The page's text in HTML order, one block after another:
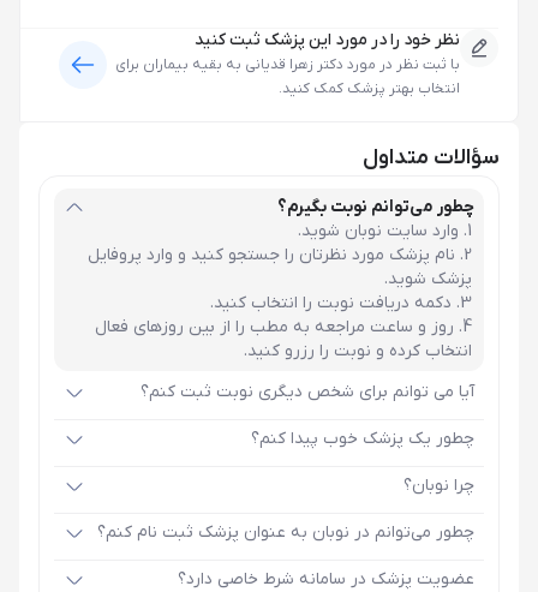
نظر خود را در مورد این پزشک ثبت کنید
با ثبت نظر در مورد دکتر زهرا قدیانی به بقیه بیماران برای
انتخاب بهتر پزشک کمک کنید.
سؤالات متداول
چطور می‌توانم نوبت بگیرم؟
وارد سایت نوبان شوید.
نام پزشک مورد نظرتان را جستجو کنید و وارد پروفایل
پزشک شوید.
دکمه دریافت نوبت را انتخاب کنید.
روز و ساعت مراجعه به مطب را از بین روزهای فعال
انتخاب کرده و نوبت را رزرو کنید.
آیا می توانم برای شخص دیگری نوبت ثبت کنم؟
چطور یک پزشک خوب پیدا کنم؟
چرا نوبان؟
چطور می‌توانم در نوبان به عنوان پزشک ثبت نام کنم؟
عضویت پزشک در سامانه شرط خاصی دارد؟